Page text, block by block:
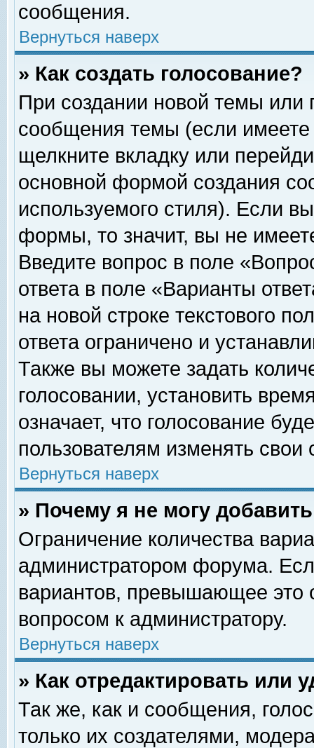
сообщения.
Вернуться наверх
» Как создать голосование?
При создании новой темы или
сообщения темы (если
щелкните вкладку или
основной формой создания
используемого стиля). Если
формы, то значит, вы не
Введите вопрос в поле
ответа в поле «Варианты
на новой строке текстового
ответа ограничено и
Также вы можете задать
голосовании, установить
означает, что голосование
пользователям изменять свои
Вернуться наверх
» Почему я не могу
Ограничение количества
администратором форума.
вариантов, превышающее это
вопросом к администратору.
Вернуться наверх
» Как отредактировать или
Так же, как и сообщения,
только их создателями,